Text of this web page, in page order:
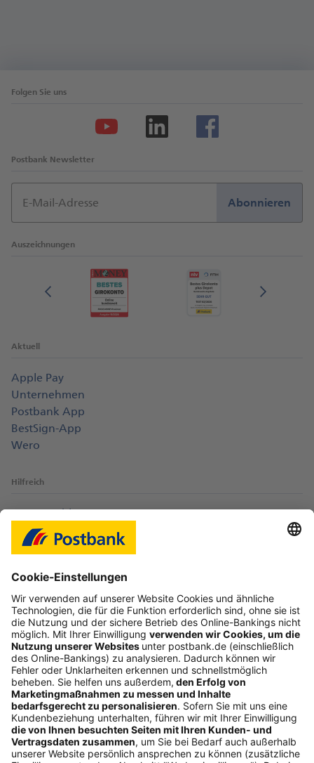
84 Monate
96 Monate
Einen Überblick über die wesentlichen Merkmale
Alles auf einen Blick: Das
Produktinformationsblatt zum Postbank
Folgen Sie uns
Postbank Newsletter
E-Mail-Adresse Abonnieren
Auszeichnungen
Aktuell
Apple Pay
Unternehmen
Postbank App
BestSign-App
Wero
Hilfreich
Login-Probleme
Karte sperren
Kontakt
myBHW
Interessant
Freundschaftswerbung
Schufa-Auskunft
Soziales Engagement
Nachhaltigkeit
ETF-Sparplanrechner
Beliebt